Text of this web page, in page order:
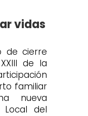
vidas
de cierre
de la
familiar
nueva
del